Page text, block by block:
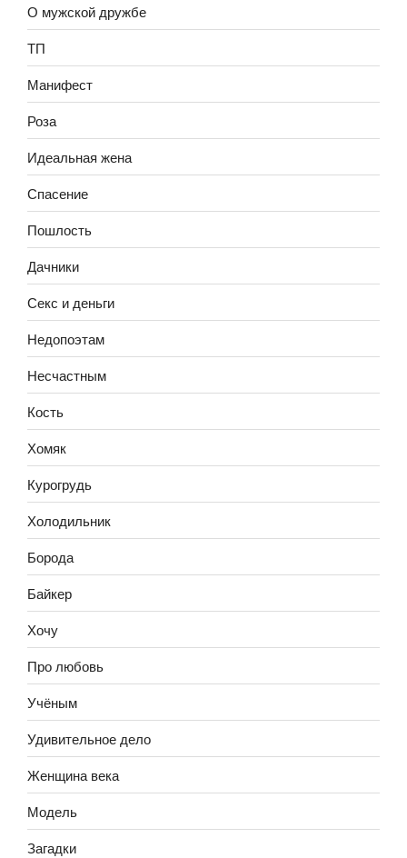
О мужской дружбе
ТП
Манифест
Роза
Идеальная жена
Спасение
Пошлость
Дачники
Секс и деньги
Недопоэтам
Несчастным
Кость
Хомяк
Курогрудь
Холодильник
Борода
Байкер
Хочу
Про любовь
Учёным
Удивительное дело
Женщина века
Модель
Загадки